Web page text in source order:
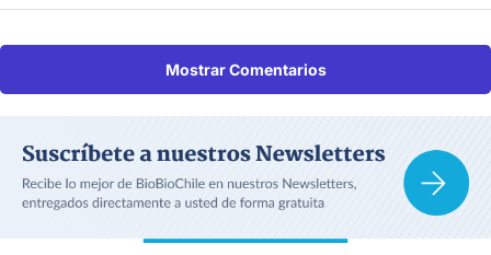
Mostrar Comentarios